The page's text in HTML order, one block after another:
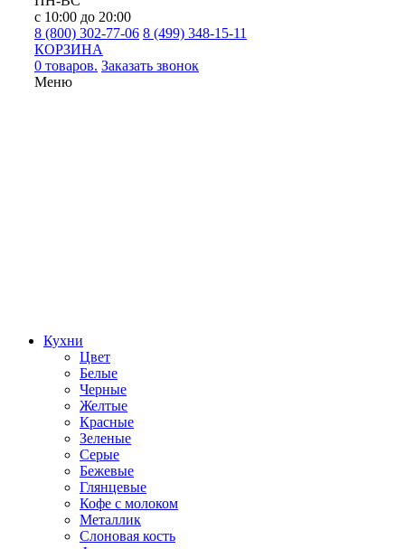
с 10:00 до 20:00
8 (800) 302-77-06 8 (499) 348-15-11
КОРЗИНА
0 товаров. Заказать звонок
Меню
Кухни
Цвет
Белые
Черные
Желтые
Красные
Зеленые
Серые
Бежевые
Глянцевые
Кофе с молоком
Металлик
Слоновая кость